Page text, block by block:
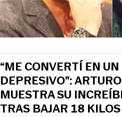
“ME CONVERTÍ EN
DEPRESIVO”:
MUESTRA SU
TRAS BAJAR 18 KILOS